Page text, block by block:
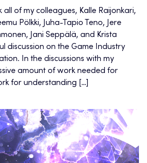
all of my colleagues, Kalle Raijonkari,
Pölkki, Juha-Tapio Teno, Jere
Jani Seppälä, and Krista
discussion on the Game Industry
In the discussions with my
amount of work needed for
for understanding […]